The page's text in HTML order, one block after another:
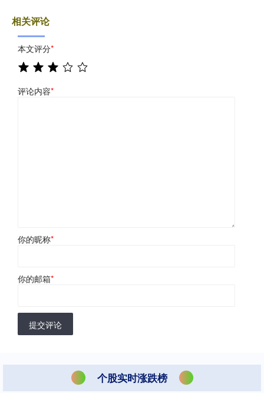
相关评论
本文评分*
评论内容*
你的昵称*
你的邮箱*
提交评论
个股实时涨跌榜